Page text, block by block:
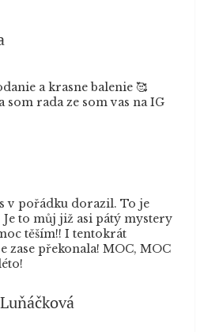
obchodu je 5 z 5 hvězdiček.
a krasne balenie 🥰
som rada ze som vas na IG
obchodu je 5 z 5 hvězdiček.
v pořádku dorazil. To je
Je to můj již asi pátý mystery
těším!! I tentokrát
zase překonala! MOC, MOC
obchodu je 5 z 5 hvězdiček.